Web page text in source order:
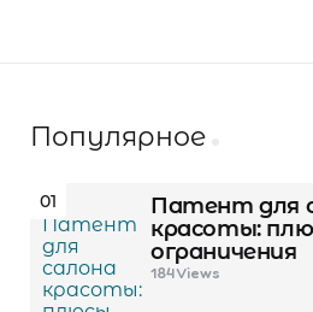
Популярное
01
Патент для
красоты:
ограничения
184Views